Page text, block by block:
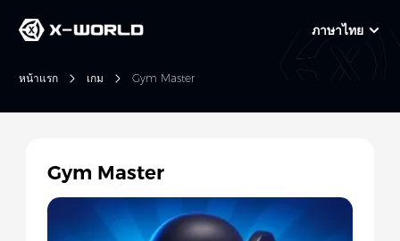
ภาษาไทย
หน้าแรก เกม Gym Master
Gym Master